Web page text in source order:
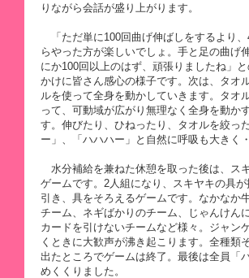
りながら会話が盛り上がります。
「ただ単に100回曲げ伸ばしをするより
らやった方が楽しいでしょ。手と足の曲げ
にか100回以上のはず、頑張りましたね」
かけに皆さん感心の様子です。次は、タオ
ルを使って全身を動かしていきます。タオ
って、可動域が広がり無理なく全身を動か
す。伸びたり、ひねったり、タオルを絞っ
ー」、「ハハハー」と自然に呼吸も大きく
水分補給を兼ねた休憩を取った後は、ス
ゲームです。2人組になり、スキヤキの具
引き、具をそろえるゲームです。なかなか
チーム、ネギばかりのチーム、じゃんけん
カードを引けないチームなど様々。ジャン
くときに大歓声が沸き起こります。全種類
出たところでゲームは終了。最後は全員「
めくくりました。